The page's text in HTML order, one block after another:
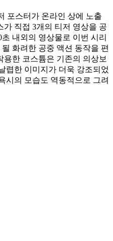
포스터가 온라인 상에 노출
직접 3개의 티저 영상을 공
내외의 영상물로 이번 시리
화려한 공중 액션 동작을 편
용한 코스튬은 기존의 의상보
렵한 이미지가 더욱 강조되었
시의 모습도 역동적으로 그려